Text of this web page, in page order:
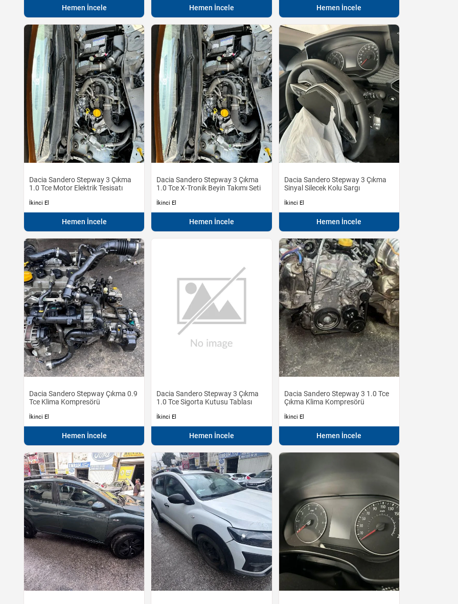
Hemen İncele Hemen İncele Hemen İncele
Dacia Sandero Stepway 3 Çıkma
1.0 Tce Motor Elektrik Tesisatı
İkinci El
Hemen İncele
Dacia Sandero Stepway 3 Çıkma
1.0 Tce X-Tronik Beyin Takımı Seti
İkinci El
Hemen İncele
Dacia Sandero Stepway 3 Çıkma
Sinyal Silecek Kolu Sargı
İkinci El
Hemen İncele
Dacia Sandero Stepway Çıkma 0.9
Tce Klima Kompresörü
İkinci El
Hemen İncele
Dacia Sandero Stepway 3 Çıkma
1.0 Tce Sigorta Kutusu Tablası
İkinci El
Hemen İncele
Dacia Sandero Stepway 3 1.0 Tce
Çıkma Klima Kompresörü
İkinci El
Hemen İncele